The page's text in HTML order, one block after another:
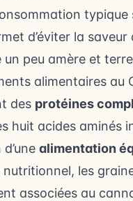
d’éviter la
un peu amère et
alimentaires au
des protéines
huit acides aminés
alimentation
les
associées au